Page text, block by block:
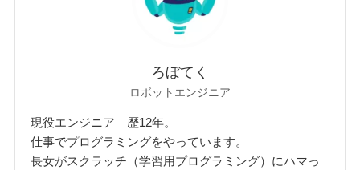
ろぼてく
ロボットエンジニア
現役エンジニア 歴12年。
仕事でプログラミングをやっています。
長女がスクラッチ（学習用プログラミング）にハマっ